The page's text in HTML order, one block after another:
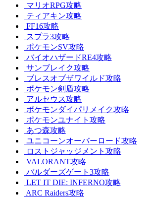
マリオRPG攻略
ティアキン攻略
FF16攻略
スプラ3攻略
ポケモンSV攻略
バイオハザードRE4攻略
サンブレイク攻略
ブレスオブザワイルド攻略
ポケモン剣盾攻略
アルセウス攻略
ポケモンダイパリメイク攻略
ポケモンユナイト攻略
あつ森攻略
ユニコーンオーバーロード攻略
ロストジャッジメント攻略
VALORANT攻略
バルダーズゲート3攻略
LET IT DIE: INFERNO攻略
ARC Raiders攻略